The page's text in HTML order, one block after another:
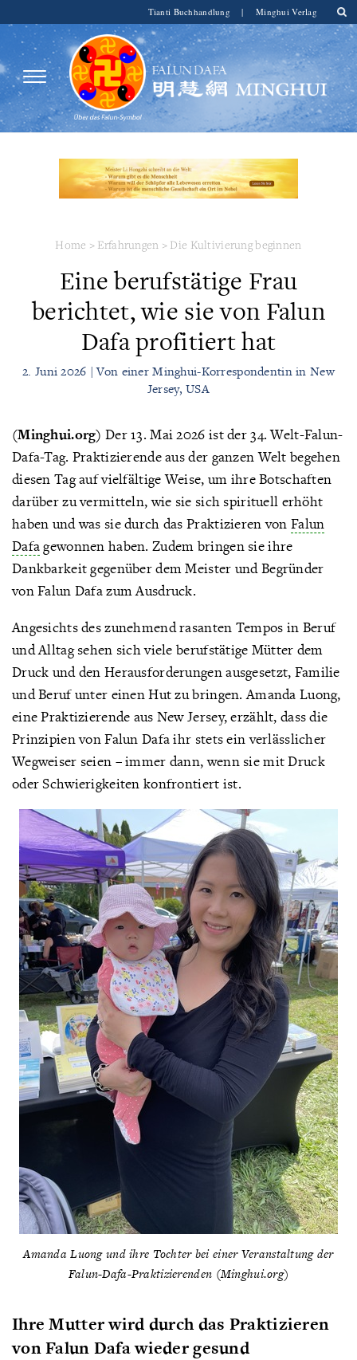
Tianti Buchhandlung | Minghui Verlag
Home > Erfahrungen > Die Kultivierung beginnen
Eine berufstätige Frau
berichtet, wie sie von Falun
Dafa profitiert hat
2. Juni 2026 | Von einer Minghui-Korrespondentin in New
Jersey, USA
(Minghui.org) Der 13. Mai 2026 ist der 34. Welt-Falun-
Dafa-Tag. Praktizierende aus der ganzen Welt begehen
diesen Tag auf vielfältige Weise, um ihre Botschaften
darüber zu vermitteln, wie sie sich spirituell erhöht
haben und was sie durch das Praktizieren von Falun
Dafagewonnen haben. Zudem bringen sie ihre
Dankbarkeit gegenüber dem Meister und Begründer
von Falun Dafa zum Ausdruck.
Angesichts des zunehmend rasanten Tempos in Beruf
und Alltag sehen sich viele berufstätige Mütter dem
Druck und den Herausforderungen ausgesetzt, Familie
und Beruf unter einen Hut zu bringen. Amanda Luong,
eine Praktizierende aus New Jersey, erzählt, dass die
Prinzipien von Falun Dafa ihr stets ein verlässlicher
Wegweiser seien – immer dann, wenn sie mit Druck
oder Schwierigkeiten konfrontiert ist.
Amanda Luong und ihre Tochter bei einer Veranstaltung der
Falun-Dafa-Praktizierenden (Minghui.org)
Ihre Mutter wird durch das Praktizieren
von Falun Dafa wieder gesund